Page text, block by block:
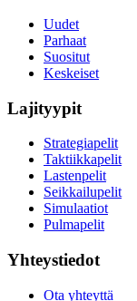
Uudet
Parhaat
Suositut
Keskeiset
Lajityypit
Strategiapelit
Taktiikkapelit
Lastenpelit
Seikkailupelit
Simulaatiot
Pulmapelit
Yhteystiedot
Ota yhteyttä